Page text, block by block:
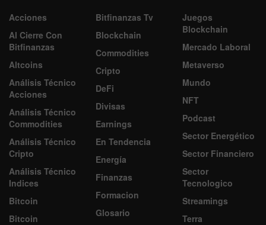
Acciones
Al Cierre Con
Bitfinanzas
Altcoins
Análisis Técnico
Acciones
Análisis Técnico
Commodities
Análisis Técnico
Cripto
Análisis Técnico
Indices
Bitcoin
Bitcoin
Bitfinanzas Tv
Blockchain
Commodities
Cripto
DeFi
Divisas
Earnings
En Tendencia
Energía
Finanzas
Formacion
Glosario
Juegos
Blockchain
Mercado Laboral
Metaverso
Mundo
NFT
Podcast
Sector Energético
Sector Financiero
Sector
Tecnologico
Streamings
Terra